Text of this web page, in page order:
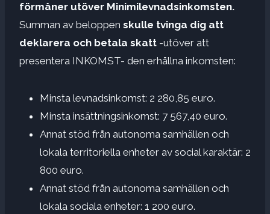
förmåner utöver Minimilevnadsinkomsten.
Summan av beloppen skulle tvinga dig att
deklarera och betala skatt -utöver att
presentera INKOMST- den erhållna inkomsten:
Minsta levnadsinkomst: 2 280,85 euro.
Minsta insättningsinkomst: 7 567,40 euro.
Annat stöd från autonoma samhällen och
lokala territoriella enheter av social karaktär: 2
800 euro.
Annat stöd från autonoma samhällen och
lokala sociala enheter: 1 200 euro.